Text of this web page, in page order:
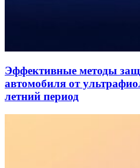
Эффективные методы
автомобиля от
летний период